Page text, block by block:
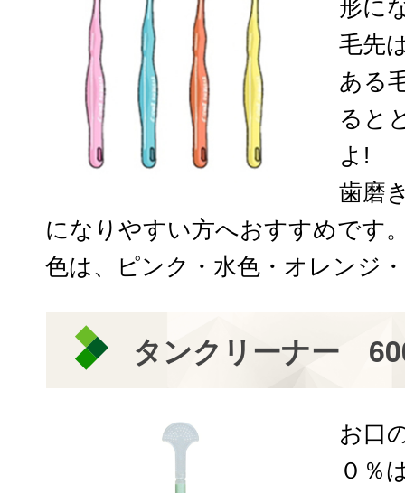
形に
毛先
ある
ると
よ!
歯磨
になりやすい方へおすすめです
色は、ピンク・水色・オレンジ
タンクリーナー
お口
０％